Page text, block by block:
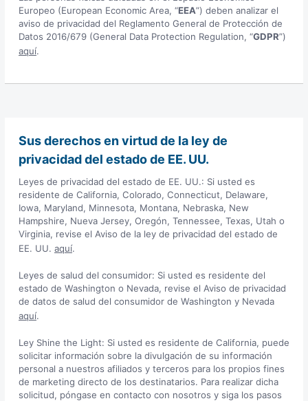
Europeo (European Economic Area, “EEA”) deben analizar el
aviso de privacidad del Reglamento General de Protección de
Datos 2016/679 (General Data Protection Regulation, “GDPR”)
aquí.
Sus derechos en virtud de la ley de
privacidad del estado de EE. UU.
Leyes de privacidad del estado de EE. UU.: Si usted es
residente de California, Colorado, Connecticut, Delaware,
Iowa, Maryland, Minnesota, Montana, Nebraska, New
Hampshire, Nueva Jersey, Oregón, Tennessee, Texas, Utah o
Virginia, revise el Aviso de la ley de privacidad del estado de
EE. UU. aquí.
Leyes de salud del consumidor: Si usted es residente del
estado de Washington o Nevada, revise el Aviso de privacidad
de datos de salud del consumidor de Washington y Nevada
aquí.
Ley Shine the Light: Si usted es residente de California, puede
solicitar información sobre la divulgación de su información
personal a nuestros afiliados y terceros para los propios fines
de marketing directo de los destinatarios. Para realizar dicha
solicitud, póngase en contacto con nosotros y siga los pasos